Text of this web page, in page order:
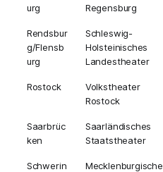
urg
Regensburg
Rendsbur
g/Flensb
urg
Schleswig-
Holsteinisches
Landestheater
Rostock
Volkstheater
Rostock
Saarbrüc
ken
Saarländisches
Staatstheater
Schwerin
Mecklenburgische